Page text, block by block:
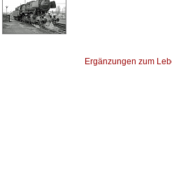
Ergänzungen zum